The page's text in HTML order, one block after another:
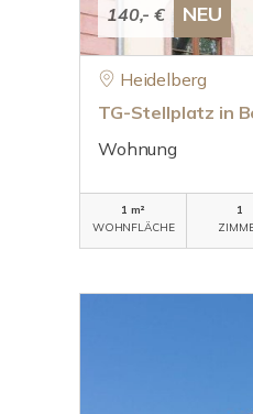
140,- € NEU
Heidelberg
TG-Stellplatz in
Wohnung
1 m²
WOHNFLÄCHE
1